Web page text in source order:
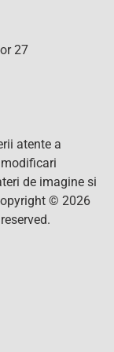
27
atente a
de imagine si
© 2026